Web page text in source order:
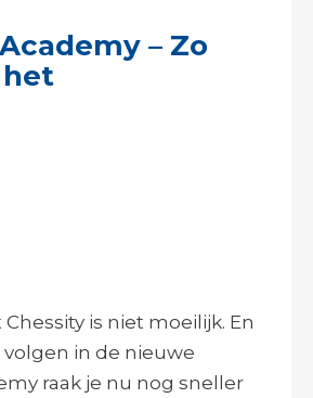
– Zo
is niet moeilijk. En
in de nieuwe
raak je nu nog sneller